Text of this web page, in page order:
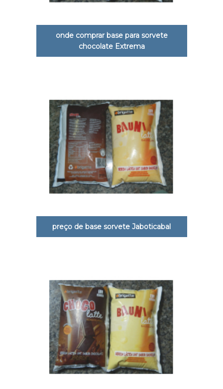
onde comprar base para sorvete
chocolate Extrema
preço de base sorvete Jaboticabal